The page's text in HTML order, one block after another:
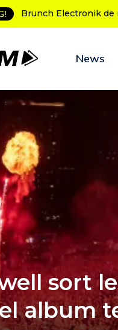
L’Amnesia Ibiza fête
News
sort
album